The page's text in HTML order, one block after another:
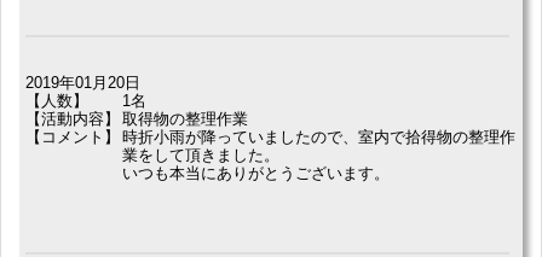
2019年01月20日
【人数】
1名
【活動内容】
取得物の整理作業
【コメント】
時折小雨が降っていましたので、室内で拾得物の整理作
業をして頂きました。
いつも本当にありがとうございます。